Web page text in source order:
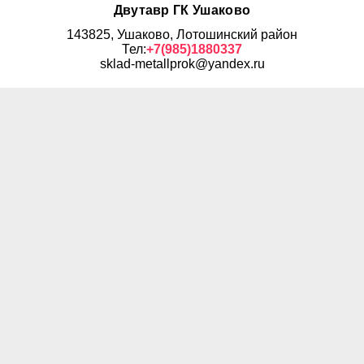
Двутавр ГК Ушаково
143825, Ушаково, Лотошинский район
Тел:+7(985)1880337
sklad-metallprok@yandex.ru